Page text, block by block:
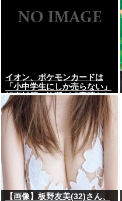
イオン、ポケモンカードは
「小中学生にしか売らない」
転売対策の決断が「素晴らし
い」
【画像】板野友美(32)さん、